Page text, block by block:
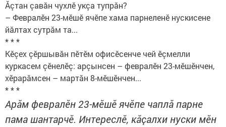
Ăçтан çавăн чухлӗ укçа тупрăн?
– Февралӗн 23-мӗшӗ ячӗпе хама парнеленӗ нускисене
йăлтах сутрăм та...
* * *
Кӗçех çӗршывăн пӗтӗм офисӗсенче чей ӗçмелли
куркасем çӗнелӗç: арçынсен – февралӗн 23-мӗшӗнчен,
хӗрарăмсен – мартăн 8-мӗшӗнчен...
* * *
Арăм февралӗн 23-мӗшӗ ячӗпе чаплă парне
пама шантарчӗ. Интереслӗ, кăçалхи нуски мӗн